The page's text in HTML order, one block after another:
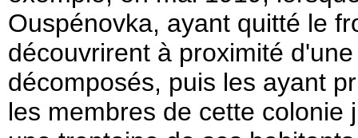
Ouspénovka, ayant quitté le
découvrirent à proximité
décomposés, puis les ayant
les membres de cette colonie